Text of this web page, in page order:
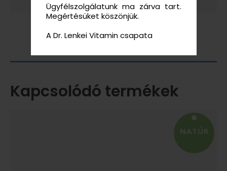
Ügyfélszolgálatunk ma zárva tart.
Megértésüket köszönjük.
A Dr. Lenkei Vitamin csapata
Kapcsolódó termékek
NATÚR